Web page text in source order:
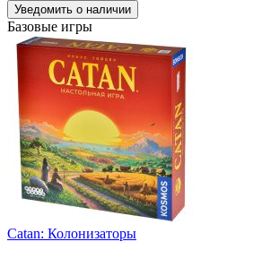
Уведомить о наличии
Базовые игры
Catan: Колонизаторы